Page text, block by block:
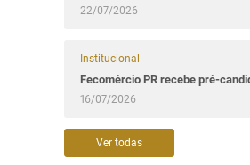
22/07/2026
Institucional
Fecomércio PR recebe pré-
16/07/2026
Ver todas